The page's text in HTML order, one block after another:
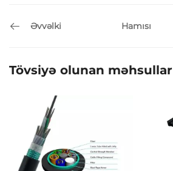
Əvvəlki Hamısı
Tövsiyə olunan məhsullar